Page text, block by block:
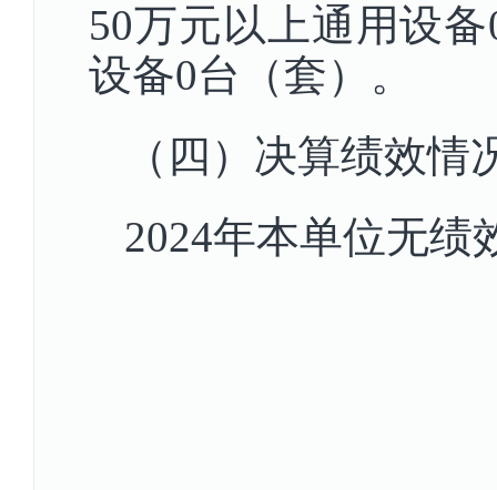
50万元以上通用设
设备0台（套）。
（四）决算绩效情
2024年本单位无绩